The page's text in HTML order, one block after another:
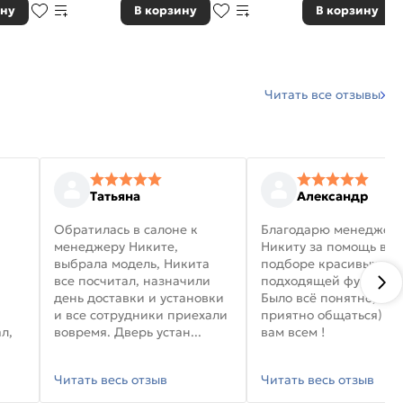
В корзину В корзину
Читать все отзывы
Татьяна
Обратилась в салоне к
менеджеру Никите,
выбрала модель, Никита
все посчитал, назначили
день доставки и установки
и все сотрудники приехали
вовремя. Дверь устан...
Читать весь отзыв
Александр
Благодарю
Никиту за помощь в
подборе красивых
подходящей
Было всё понятно, и
приятно общаться)
вам всем !
Читать весь отзыв